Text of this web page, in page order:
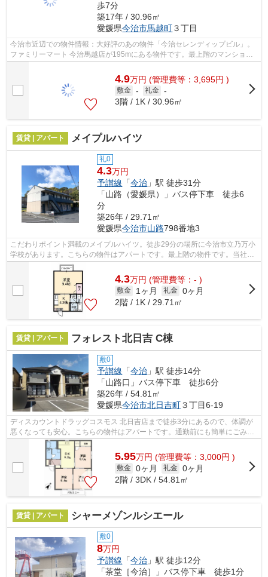
歩7分
築17年 / 30.96㎡
愛媛県今治市馬越町３丁目
今治市近辺での物件情報：大好評のあの物件「今治セレンディップビル」。
ファミリーマート 今治馬越店が195mにある物件です。最上階のマンション
4.9万円 (管理費等：3,695円 )
敷金 - 礼金 -
3階 / 1K / 30.96㎡
賃貸 | アパート メイプルハイツ
礼0
4.3万円
予讃線 「今治 」駅 徒歩31分
「山路（愛媛県）」バス停下車 徒歩6
分
築26年 / 29.71㎡
愛媛県今治市山路798番地3
こだわりポイント満載のメイプルハイツ。徒歩29分の場所に今治市立乃万小
学校があります。こちらの物件はアパートです。最上階の物件です。当社オ
ススメの賃貸物件はいかがでしょうか...
4.3万円 (管理費等：- )
敷金 1ヶ月 礼金 0ヶ月
2階 / 1K / 29.71㎡
賃貸 | アパート フォレスト北日吉 C棟
敷0
予讃線 「今治 」駅 徒歩14分
「山路口」バス停下車 徒歩6分
築26年 / 54.81㎡
愛媛県今治市北日吉町３丁目6-19
ディスカウントドラッグコスモス 北日吉店まで徒歩3分にあるので、体調が
悪くなっても安心。こちらの物件はアパートです。通勤前にも簡単にごみを
捨てることができる敷地内ごみ置き場...
5.95万円 (管理費等：3,000円 )
敷金 0ヶ月 礼金 0ヶ月
2階 / 3DK / 54.81㎡
賃貸 | アパート シャーメゾンルシエール
敷0
8万円
予讃線 「今治 」駅 徒歩12分
「茶堂［今治］」バス停下車 徒歩1分